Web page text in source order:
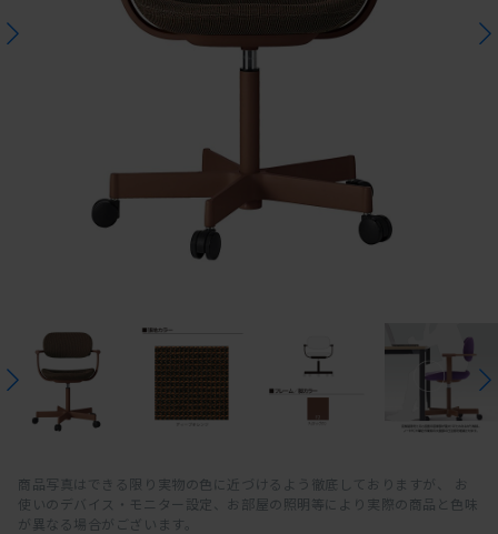
商品写真はできる限り実物の色に近づけるよう徹底しておりますが、 お
使いのデバイス・モニター設定、お部屋の照明等により実際の商品と色味
が異なる場合がございます。